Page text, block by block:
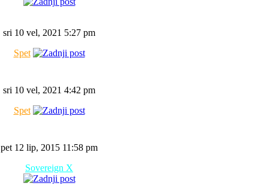
sri 10 vel, 2021 5:27 pm
Spet
sri 10 vel, 2021 4:42 pm
Spet
pet 12 lip, 2015 11:58 pm
Sovereign X